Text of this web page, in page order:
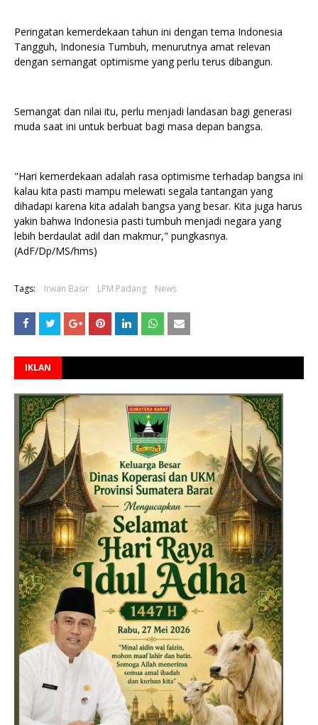
Peringatan kemerdekaan tahun ini dengan tema Indonesia
Tangguh, Indonesia Tumbuh, menurutnya amat relevan
dengan semangat optimisme yang perlu terus dibangun.
Semangat dan nilai itu, perlu menjadi landasan bagi generasi
muda saat ini untuk berbuat bagi masa depan bangsa.
"Hari kemerdekaan adalah rasa optimisme terhadap bangsa ini
kalau kita pasti mampu melewati segala tantangan yang
dihadapi karena kita adalah bangsa yang besar. Kita juga harus
yakin bahwa Indonesia pasti tumbuh menjadi negara yang
lebih berdaulat adil dan makmur," pungkasnya.
(AdF/Dp/MS/hms)
Tags: Irwan Basir LPM Padang News
IKLAN